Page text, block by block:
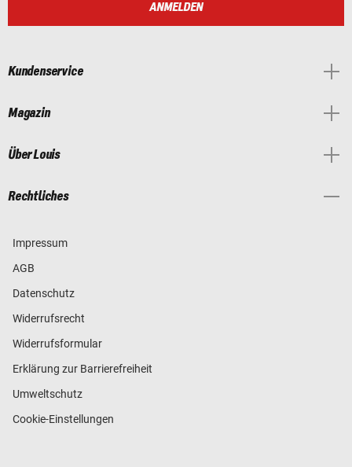
ANMELDEN
Kundenservice
Magazin
Über Louis
Rechtliches
Impressum
AGB
Datenschutz
Widerrufsrecht
Widerrufsformular
Erklärung zur Barrierefreiheit
Umweltschutz
Cookie-Einstellungen